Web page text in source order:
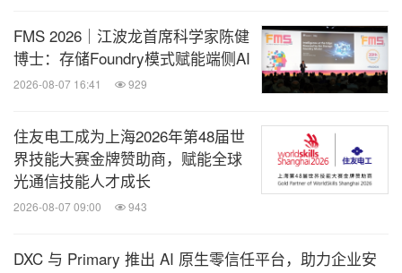
FMS 2026｜江波龙首席科学家陈健
博士：存储Foundry模式赋能端侧AI
2026-08-07 16:41 929
住友电工成为上海2026年第48届世
界技能大赛金牌赞助商，赋能全球
光通信技能人才成长
2026-08-07 09:00 943
DXC 与 Primary 推出 AI 原生零信任平台，助力企业安